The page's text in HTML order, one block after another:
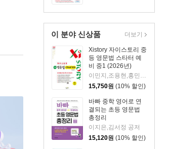
이 분야 신상품
Xistory 자이스토리 중
등 영문법 스타터 예
비 중1 (2026년)
이민지,조용현,홍민석 공저
15,750원 (10% 할인)
바빠 중학 영어로 연
결되는 초등 영문법
총정리
이지은,김서정 공저
15,120원 (10% 할인)
더보기